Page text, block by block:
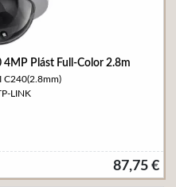
Plást Full-Color 2.8m
C240(2.8mm)
LINK
87,75 €